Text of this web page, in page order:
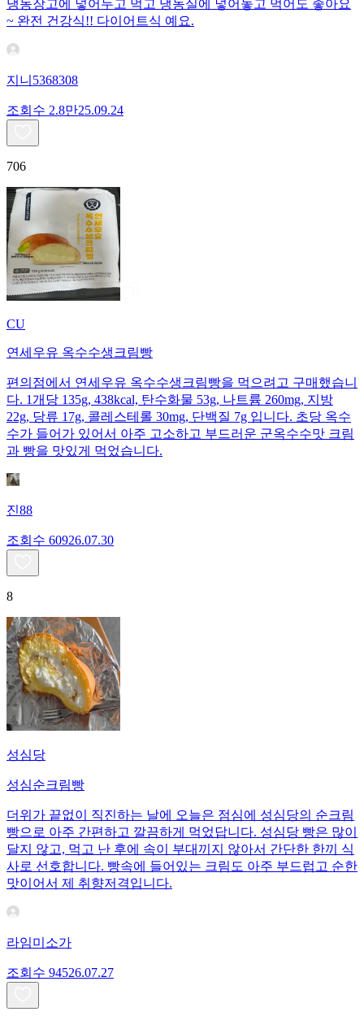
냉동장고에 넣어두고 먹고 냉동실에 넣어놓고 먹어도 좋아요
~ 완전 건강식!! 다이어트식 예요.
지니5368308
조회수 2.8만25.09.24
706
CU
연세우유 옥수수생크림빵
편의점에서 연세우유 옥수수생크림빵을 먹으려고 구매했습니
다. 1개당 135g, 438kcal, 탄수화물 53g, 나트륨 260mg, 지방
22g, 당류 17g, 콜레스테롤 30mg, 단백질 7g 입니다. 초당 옥수
수가 들어가 있어서 아주 고소하고 부드러운 군옥수수맛 크림
과 빵을 맛있게 먹었습니다.
진88
조회수 60926.07.30
8
성심당
성심순크림빵
더위가 끝없이 직진하는 날에 오늘은 점심에 성심당의 순크림
빵으로 아주 간편하고 깔끔하게 먹었답니다. 성심당 빵은 많이
달지 않고, 먹고 난 후에 속이 부대끼지 않아서 간단한 한끼 식
사로 선호합니다. 빵속에 들어있는 크림도 아주 부드럽고 순한
맛이어서 제 취향저격입니다.
라임미소가
조회수 94526.07.27